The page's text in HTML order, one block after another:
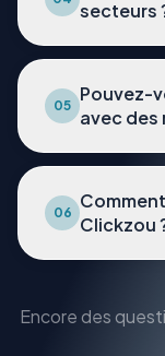
secteurs
05
Pouvez-
avec des
06
Clickzou
Encore des